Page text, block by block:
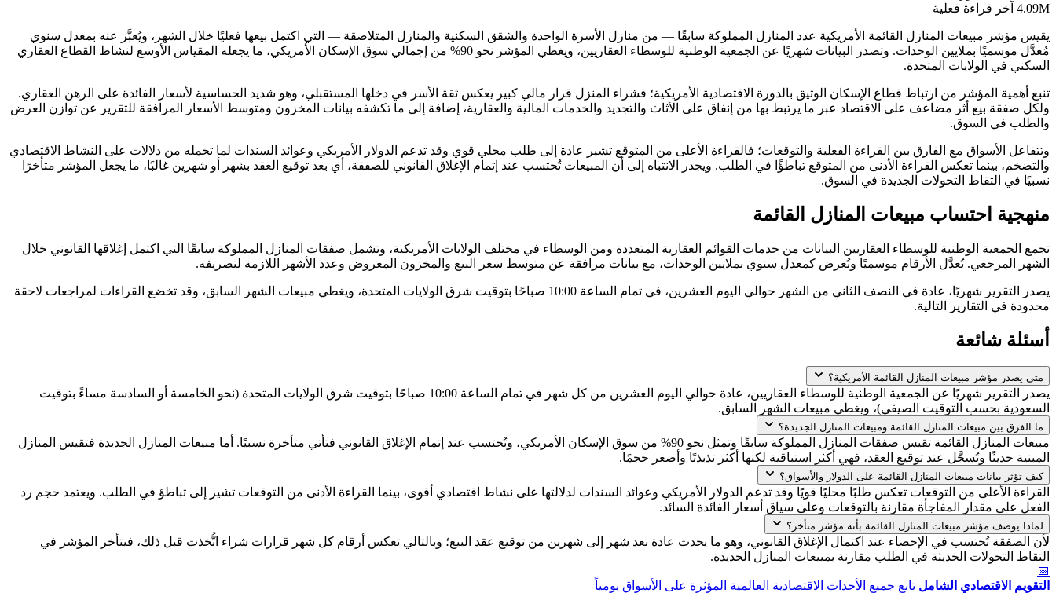
4.09M آخر قراءة فعلية
يقيس مؤشر مبيعات المنازل القائمة الأمريكية عدد المنازل المملوكة سابقًا — من منازل الأسرة الواحدة والشقق السكنية والمنازل المتلاصقة — التي اكتمل بيعها فعليًا خلال الشهر، ويُعبَّر عنه بمعدل سنوي
مُعدَّل موسميًا بملايين الوحدات. وتصدر البيانات شهريًا عن الجمعية الوطنية للوسطاء العقاريين، ويغطي المؤشر نحو 90% من إجمالي سوق الإسكان الأمريكي، ما يجعله المقياس الأوسع لنشاط القطاع العقاري
السكني في الولايات المتحدة.
تنبع أهمية المؤشر من ارتباط قطاع الإسكان الوثيق بالدورة الاقتصادية الأمريكية؛ فشراء المنزل قرار مالي كبير يعكس ثقة الأسر في دخلها المستقبلي، وهو شديد الحساسية لأسعار الفائدة على الرهن العقاري.
ولكل صفقة بيع أثر مضاعف على الاقتصاد عبر ما يرتبط بها من إنفاق على الأثاث والتجديد والخدمات المالية والعقارية، إضافة إلى ما تكشفه بيانات المخزون ومتوسط الأسعار المرافقة للتقرير عن توازن العرض
والطلب في السوق.
وتتفاعل الأسواق مع الفارق بين القراءة الفعلية والتوقعات؛ فالقراءة الأعلى من المتوقع تشير عادة إلى طلب محلي قوي وقد تدعم الدولار الأمريكي وعوائد السندات لما تحمله من دلالات على النشاط الاقتصادي
والتضخم، بينما تعكس القراءة الأدنى من المتوقع تباطؤًا في الطلب. ويجدر الانتباه إلى أن المبيعات تُحتسب عند إتمام الإغلاق القانوني للصفقة، أي بعد توقيع العقد بشهر أو شهرين غالبًا، ما يجعل المؤشر متأخرًا
نسبيًا في التقاط التحولات الجديدة في السوق.
منهجية احتساب مبيعات المنازل القائمة
تجمع الجمعية الوطنية للوسطاء العقاريين البيانات من خدمات القوائم العقارية المتعددة ومن الوسطاء في مختلف الولايات الأمريكية، وتشمل صفقات المنازل المملوكة سابقًا التي اكتمل إغلاقها القانوني خلال
الشهر المرجعي. تُعدَّل الأرقام موسميًا وتُعرض كمعدل سنوي بملايين الوحدات، مع بيانات مرافقة عن متوسط سعر البيع والمخزون المعروض وعدد الأشهر اللازمة لتصريفه.
يصدر التقرير شهريًا، عادة في النصف الثاني من الشهر حوالي اليوم العشرين، في تمام الساعة 10:00 صباحًا بتوقيت شرق الولايات المتحدة، ويغطي مبيعات الشهر السابق، وقد تخضع القراءات لمراجعات لاحقة
محدودة في التقارير التالية.
أسئلة شائعة
متى يصدر مؤشر مبيعات المنازل القائمة الأمريكية؟
يصدر التقرير شهريًا عن الجمعية الوطنية للوسطاء العقاريين، عادة حوالي اليوم العشرين من كل شهر في تمام الساعة 10:00 صباحًا بتوقيت شرق الولايات المتحدة (نحو الخامسة أو السادسة مساءً بتوقيت
السعودية بحسب التوقيت الصيفي)، ويغطي مبيعات الشهر السابق.
ما الفرق بين مبيعات المنازل القائمة ومبيعات المنازل الجديدة؟
مبيعات المنازل القائمة تقيس صفقات المنازل المملوكة سابقًا وتمثل نحو 90% من سوق الإسكان الأمريكي، وتُحتسب عند إتمام الإغلاق القانوني فتأتي متأخرة نسبيًا. أما مبيعات المنازل الجديدة فتقيس المنازل
المبنية حديثًا وتُسجَّل عند توقيع العقد، فهي أكثر استباقية لكنها أكثر تذبذبًا وأصغر حجمًا.
كيف تؤثر بيانات مبيعات المنازل القائمة على الدولار والأسواق؟
القراءة الأعلى من التوقعات تعكس طلبًا محليًا قويًا وقد تدعم الدولار الأمريكي وعوائد السندات لدلالتها على نشاط اقتصادي أقوى، بينما القراءة الأدنى من التوقعات تشير إلى تباطؤ في الطلب. ويعتمد حجم رد
الفعل على مقدار المفاجأة مقارنة بالتوقعات وعلى سياق أسعار الفائدة السائد.
لماذا يوصف مؤشر مبيعات المنازل القائمة بأنه مؤشر متأخر؟
لأن الصفقة تُحتسب في الإحصاء عند اكتمال الإغلاق القانوني، وهو ما يحدث عادة بعد شهر إلى شهرين من توقيع عقد البيع؛ وبالتالي تعكس أرقام كل شهر قرارات شراء اتُّخذت قبل ذلك، فيتأخر المؤشر في
التقاط التحولات الحديثة في الطلب مقارنة بمبيعات المنازل الجديدة.
📅
التقويم الاقتصادي الشامل تابع جميع الأحداث الاقتصادية العالمية المؤثرة على الأسواق يومياً